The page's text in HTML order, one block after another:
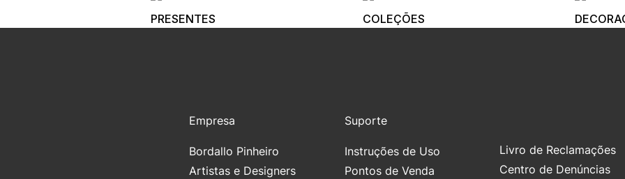
PRESENTES COLEÇÕES
Empresa
Bordallo Pinheiro
Artistas e Designers
Suporte
Instruções de Uso
Pontos de Venda
Livro de Reclamações
Centro de Denúncias